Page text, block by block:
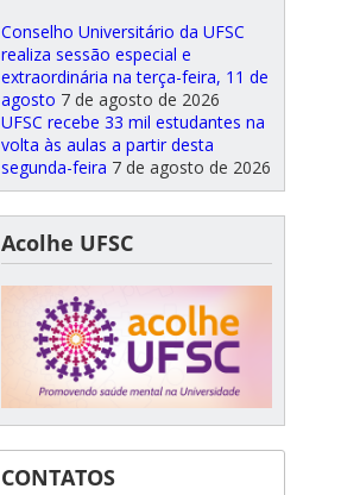
Conselho Universitário da UFSC
realiza sessão especial e
extraordinária na terça-feira, 11 de
agosto 7 de agosto de 2026
UFSC recebe 33 mil estudantes na
volta às aulas a partir desta
segunda-feira 7 de agosto de 2026
Acolhe UFSC
CONTATOS